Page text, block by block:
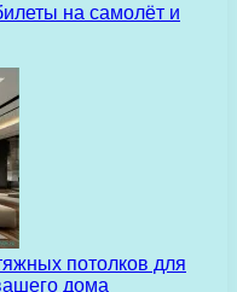
на самолёт и
потолков для
дома